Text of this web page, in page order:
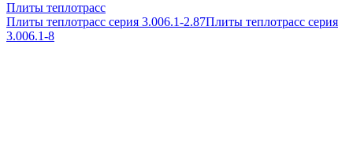
Плиты теплотрасс
Плиты теплотрасс серия 3.006.1-2.87Плиты теплотрасс серия
3.006.1-8